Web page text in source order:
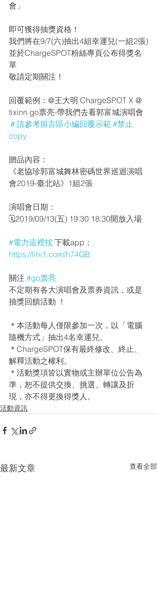
會」
即可獲得抽獎資格！
我們將在9/7(六)抽出4組幸運兒(一組2張)
並於ChargeSPOT粉絲專頁公布得獎名
單
敬請定期關注！
回覆範例：@王大明 ChargeSPOT X @
tixinn go票亮-帶我們去看郭富城演唱會
＃請參考留言區小編回覆示範 #禁止
copy
贈品內容：
《老協珍郭富城舞林密碼世界巡迴演唱
會2019-臺北站》1組2張
演唱會日期：
🗓2019/09/13(五) 19:30 18:30開放入場
#電力這裡找 下載app：
https://lihi1.com/h74GB
關注 #go票亮
不定期有各大演唱會及票券資訊，或是
抽獎回饋活動 ！
＊本活動每人僅限參加一次，以「電腦
隨機方式」抽出4名幸運兒。
＊ChargeSPOT保有最終修改、終止、
解釋活動之權利。
＊活動獎項皆以實物或主辦單位公告為
準，恕不提供交換、挑選、轉讓及折
現，亦不得更換得獎人。
活動資訊
最新文章 查看全部